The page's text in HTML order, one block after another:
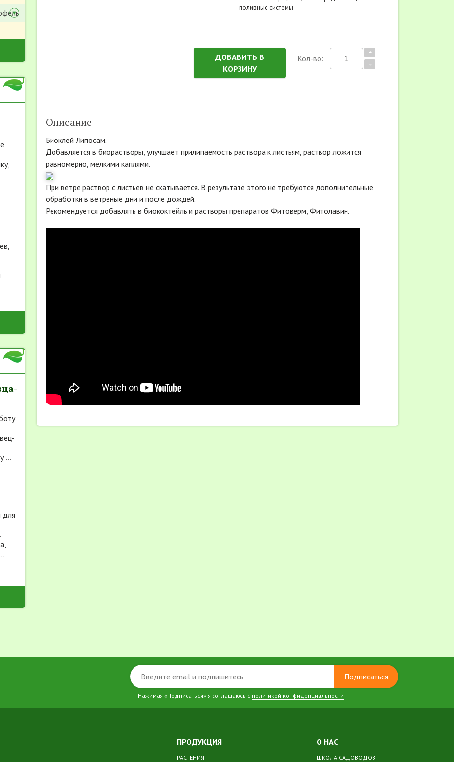
...
для
поливные системы
ДОБАВИТЬ В
КОРЗИНУ
Кол-во:
Описание
Биоклей Липосам.
Добавляется в биорастворы, улучшает прилипаемость раствора к листьям, раствор ложится
равномерно, мелкими каплями.
При ветре раствор с листьев не скатывается. В результате этого не требуются дополнительные
обработки в ветреные дни и после дождей.
Рекомендуется добавлять в биококтейль и растворы препаратов Фитоверм, Фитолавин.
Подписаться
Нажимая «Подписаться» я соглашаюсь с политикой конфиденциальности
ПРОДУКЦИЯ
РАСТЕНИЯ
О НАС
ШКОЛА САДОВОДОВ